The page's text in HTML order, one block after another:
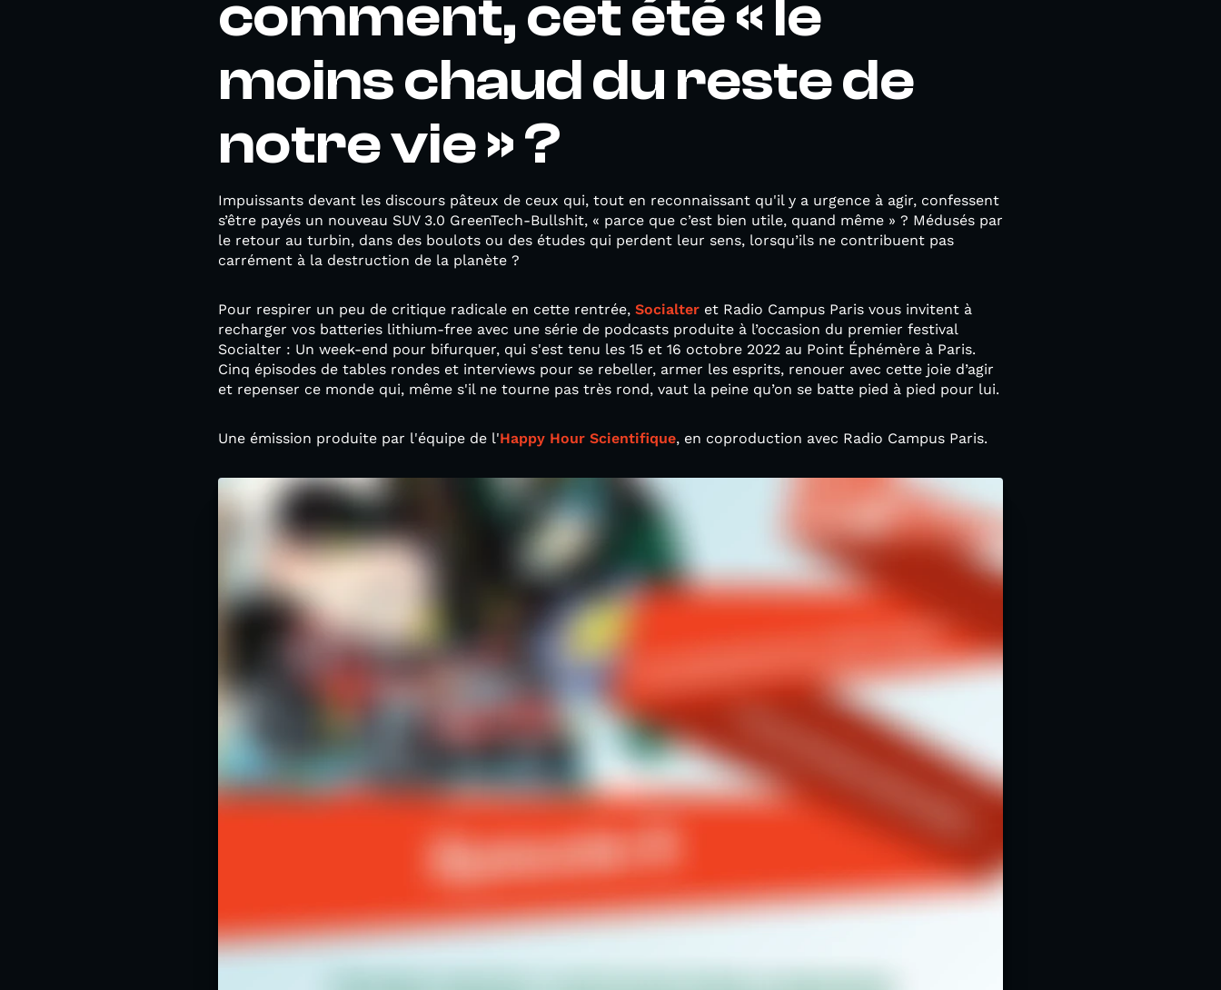
comment, cet été « le
moins chaud du reste de
notre vie » ?
Impuissants devant les discours pâteux de ceux qui, tout en reconnaissant qu'il y a urgence à agir, confessent
s’être payés un nouveau SUV 3.0 GreenTech-Bullshit, « parce que c’est bien utile, quand même » ? Médusés par
le retour au turbin, dans des boulots ou des études qui perdent leur sens, lorsqu’ils ne contribuent pas
carrément à la destruction de la planète ?
Pour respirer un peu de critique radicale en cette rentrée, Socialter et Radio Campus Paris vous invitent à
recharger vos batteries lithium-free avec une série de podcasts produite à l’occasion du premier festival
Socialter : Un week-end pour bifurquer, qui s'est tenu les 15 et 16 octobre 2022 au Point Éphémère à Paris.
Cinq épisodes de tables rondes et interviews pour se rebeller, armer les esprits, renouer avec cette joie d’agir
et repenser ce monde qui, même s'il ne tourne pas très rond, vaut la peine qu’on se batte pied à pied pour lui.
Une émission produite par l'équipe de l'Happy Hour Scientifique, en coproduction avec Radio Campus Paris.